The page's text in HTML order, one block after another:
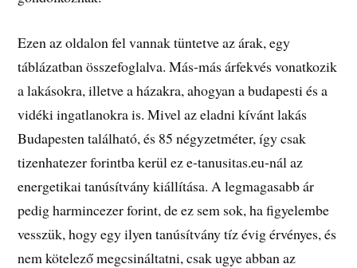
Ezen az oldalon fel vannak tüntetve az árak, egy
táblázatban összefoglalva. Más-más árfekvés vonatkozik
a lakásokra, illetve a házakra, ahogyan a budapesti és a
vidéki ingatlanokra is. Mivel az eladni kívánt lakás
Budapesten található, és 85 négyzetméter, így csak
tizenhatezer forintba kerül ez e-tanusitas.eu-nál az
energetikai tanúsítvány kiállítása. A legmagasabb ár
pedig harmincezer forint, de ez sem sok, ha figyelembe
vesszük, hogy egy ilyen tanúsítvány tíz évig érvényes, és
nem kötelező megcsináltatni, csak ugye abban az